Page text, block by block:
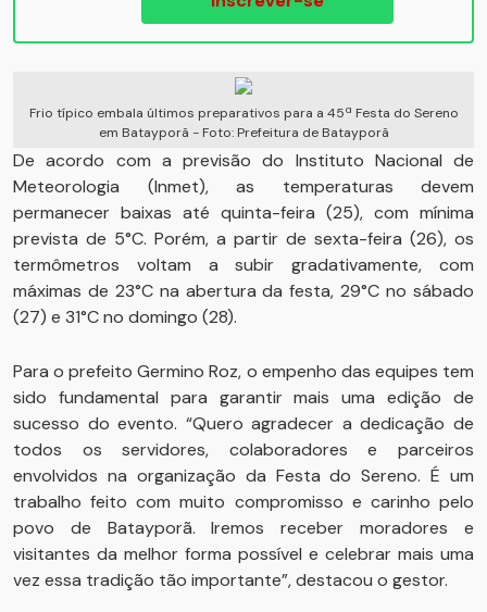
Frio típico embala últimos preparativos para a 45ª Festa do Sereno
em Batayporã - Foto: Prefeitura de Batayporã
De acordo com a previsão do Instituto Nacional de
Meteorologia (Inmet), as temperaturas devem
permanecer baixas até quinta-feira (25), com mínima
prevista de 5°C. Porém, a partir de sexta-feira (26), os
termômetros voltam a subir gradativamente, com
máximas de 23°C na abertura da festa, 29°C no sábado
(27) e 31°C no domingo (28).
Para o prefeito Germino Roz, o empenho das equipes tem
sido fundamental para garantir mais uma edição de
sucesso do evento. “Quero agradecer a dedicação de
todos os servidores, colaboradores e parceiros
envolvidos na organização da Festa do Sereno. É um
trabalho feito com muito compromisso e carinho pelo
povo de Batayporã. Iremos receber moradores e
visitantes da melhor forma possível e celebrar mais uma
vez essa tradição tão importante”, destacou o gestor.